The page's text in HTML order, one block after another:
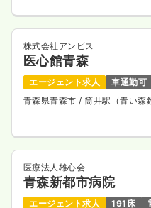
株式会社アンビス
医心館青森
エージェント求人
車通勤可
青森県青森市/ 筒井駅（青い森
医療法人雄心会
青森新都市病院
エージェント求人 191床